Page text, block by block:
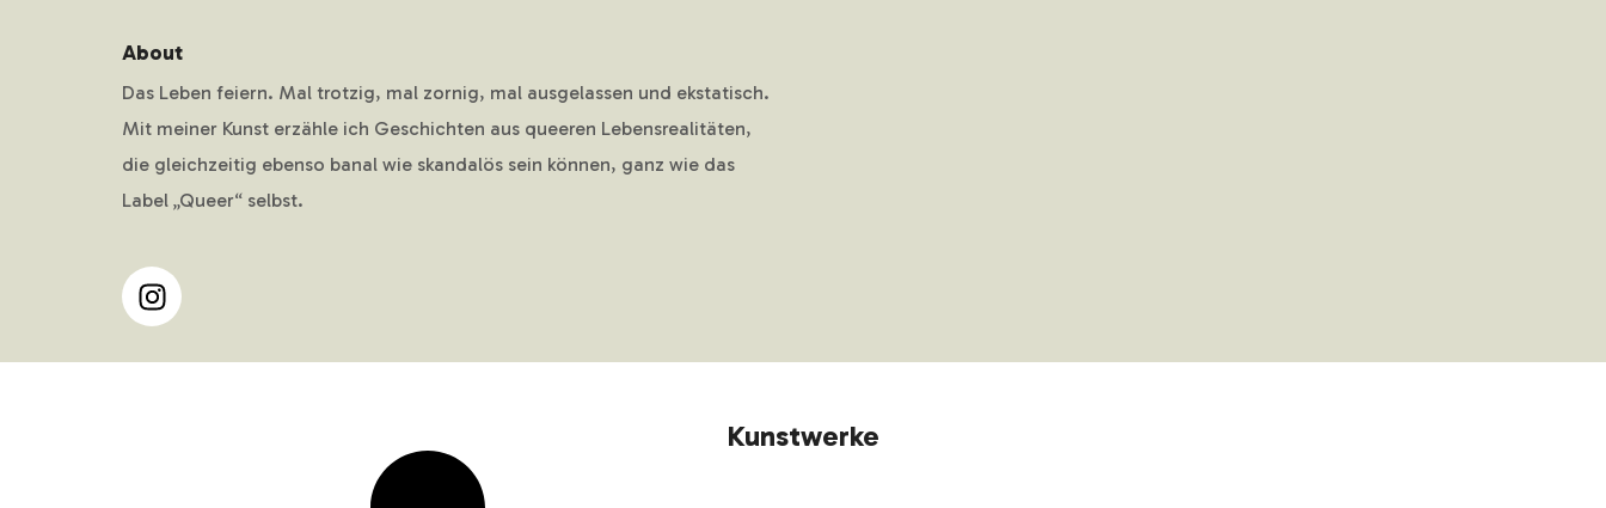
About
Das Leben feiern. Mal trotzig, mal zornig, mal ausgelassen und ekstatisch.
Mit meiner Kunst erzähle ich Geschichten aus queeren Lebensrealitäten,
die gleichzeitig ebenso banal wie skandalös sein können, ganz wie das
Label „Queer“ selbst.
Kunstwerke